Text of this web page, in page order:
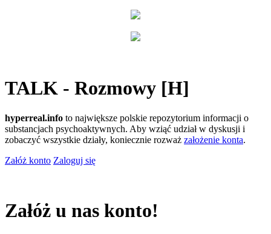
TALK - Rozmowy [H]
hyperreal.info to największe polskie repozytorium informacji o
substancjach psychoaktywnych. Aby wziąć udział w dyskusji i
zobaczyć wszystkie działy, koniecznie rozważ założenie konta.
Załóż konto Zaloguj się
Załóż u nas konto!